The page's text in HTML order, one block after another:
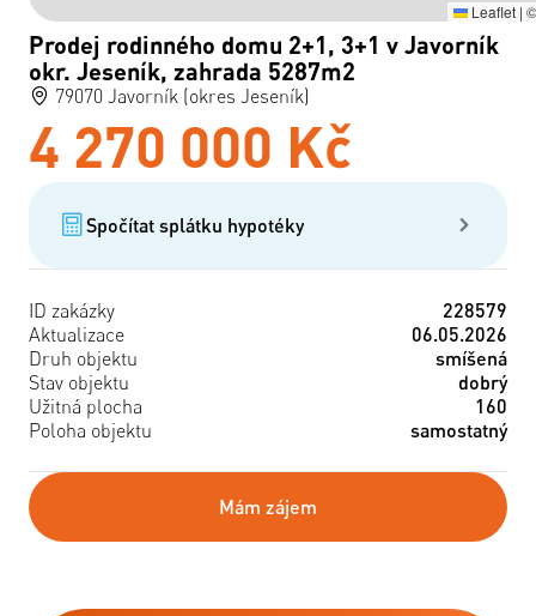
Leaflet |
Prodej rodinného domu 2+1, 3+1 v Javorník
okr. Jeseník, zahrada 5287m2
79070 Javorník (okres Jeseník)
4 270 000 Kč
Spočítat splátku hypotéky
ID zakázky 228579
Aktualizace 06.05.2026
Druh objektu smíšená
Stav objektu dobrý
Užitná plocha 160
Poloha objektu samostatný
Mám zájem